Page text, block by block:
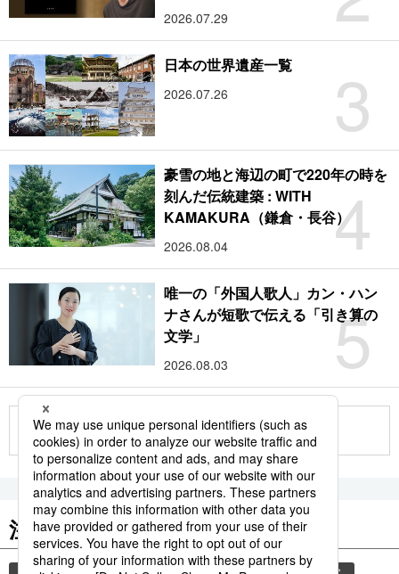
2026.07.29
3
日本の世界遺産一覧
2026.07.26
4
豪雪の地と海辺の町で220年の時を
刻んだ伝統建築 : WITH
KAMAKURA（鎌倉・長谷）
2026.08.04
5
唯一の「外国人歌人」カン・ハン
ナさんが短歌で伝える「引き算の
文学」
2026.08.03
もっと見る
注目のキーワード